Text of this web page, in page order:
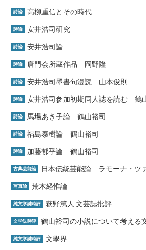
詩論 高柳重信とその時代
詩論 安井浩司研究
詩論 安井浩司論
詩論 唐門会所蔵作品 岡野隆
詩論 安井浩司墨書句漫読 山本俊則
詩論 安井浩司参加初期同人誌を読む 鶴
詩論 馬場あき子論 鶴山裕司
詩論 福島泰樹論 鶴山裕司
詩論 加藤郁乎論 鶴山裕司
古典芸能論 日本伝統芸能論 ラモーナ・ツ
写真論 荒木経惟論
純文学誌時評 萩野篤人 文芸誌批評
文学誌時評 鶴山裕司の小説について考える
純文学誌時評 文學界